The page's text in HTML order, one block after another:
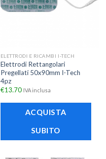
ELETTRODI E RICAMBI I-TECH
Elettrodi Rettangolari
Pregellati 50x90mm I-Tech
4pz
€13.70 IVA inclusa
ACQUISTA
SUBITO